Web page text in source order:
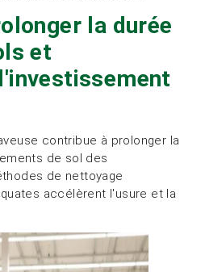
la durée
et
contribue à prolonger la
de sol des
de nettoyage
accélèrent l'usure et la